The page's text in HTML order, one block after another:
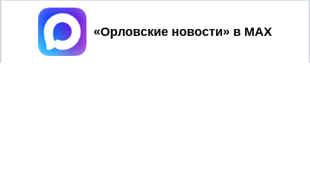
Принять